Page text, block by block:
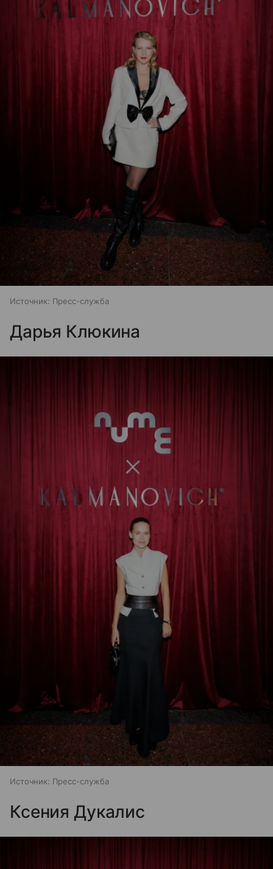
Источник: Пресс-служба
Дарья Клюкина
Источник: Пресс-служба
Ксения Дукалис